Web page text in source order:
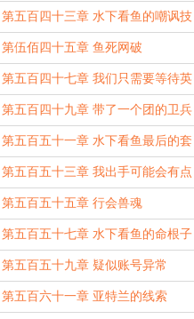
第五百四十三章 水下看鱼的嘲讽技
能
第伍佰四十五章 鱼死网破
第五百四十七章 我们只需要等待英
雄
第五百四十九章 带了一个团的卫兵
屠城
第五百五十一章 水下看鱼最后的套
路
第五百五十三章 我出手可能会有点
过分
第五百五十五章 行会兽魂
第五百五十七章 水下看鱼的命根子
第五百五十九章 疑似账号异常
第五百六十一章 亚特兰的线索